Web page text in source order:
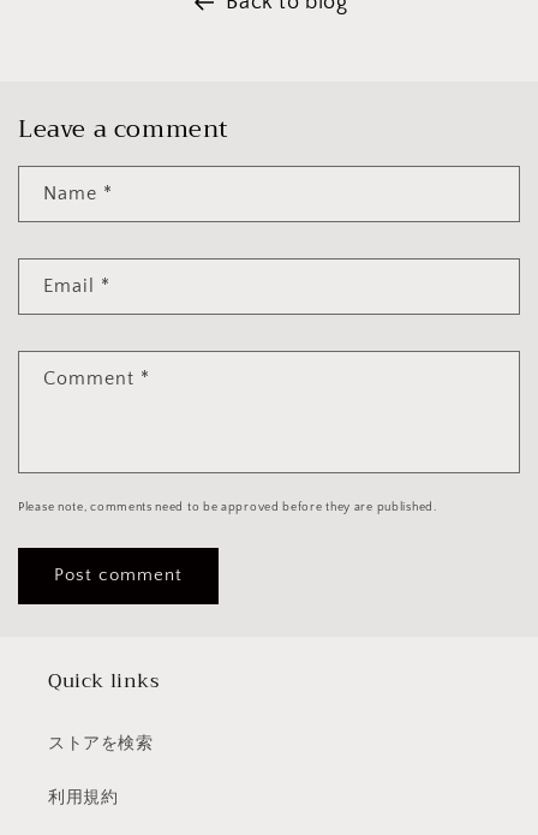
Leave a comment
Name *
Email *
Comment *
Please note, comments need to be approved before they are published.
Quick links
ストアを検索
利用規約